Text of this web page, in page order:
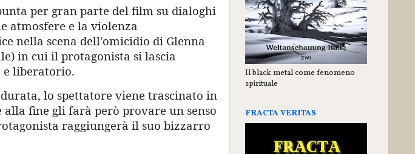
per gran parte del film su dialoghi
atmosfere e la violenza
nella scena dell'omicidio di Glenna
in cui il protagonista si lascia
e liberatorio.
lo spettatore viene trascinato in
alla fine gli farà però provare un senso
raggiungerà il suo bizzarro
Il black metal come fenomeno
spirituale
FRACTA VERITAS